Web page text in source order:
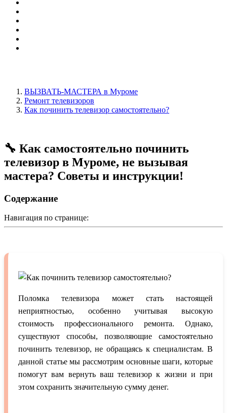
ВЫЗВАТЬ-МАСТЕРА в Муроме
Ремонт телевизоров
Как починить телевизор самостоятельно?
🔧 Как самостоятельно починить
телевизор в Муроме, не вызывая
мастера? Советы и инструкции!
Содержание
Навигация по странице:
Поломка телевизора может стать настоящей
неприятностью, особенно учитывая высокую
стоимость профессионального ремонта. Однако,
существуют способы, позволяющие самостоятельно
починить телевизор, не обращаясь к специалистам. В
данной статье мы рассмотрим основные шаги, которые
помогут вам вернуть ваш телевизор к жизни и при
этом сохранить значительную сумму денег.